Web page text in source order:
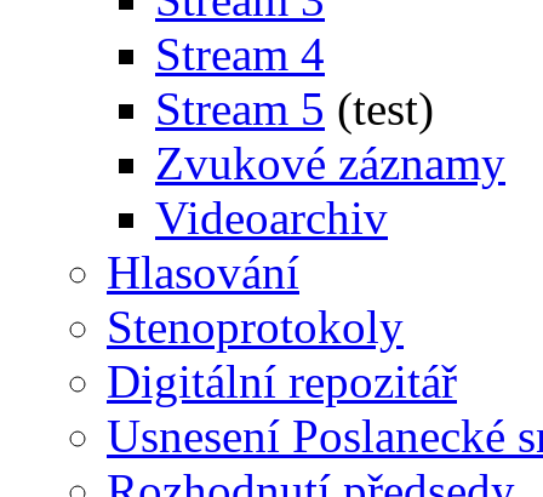
Stream 4
Stream 5 (test)
Zvukové záznamy
Videoarchiv
Hlasování
Stenoprotokoly
Digitální repozitář
Usnesení Poslanecké